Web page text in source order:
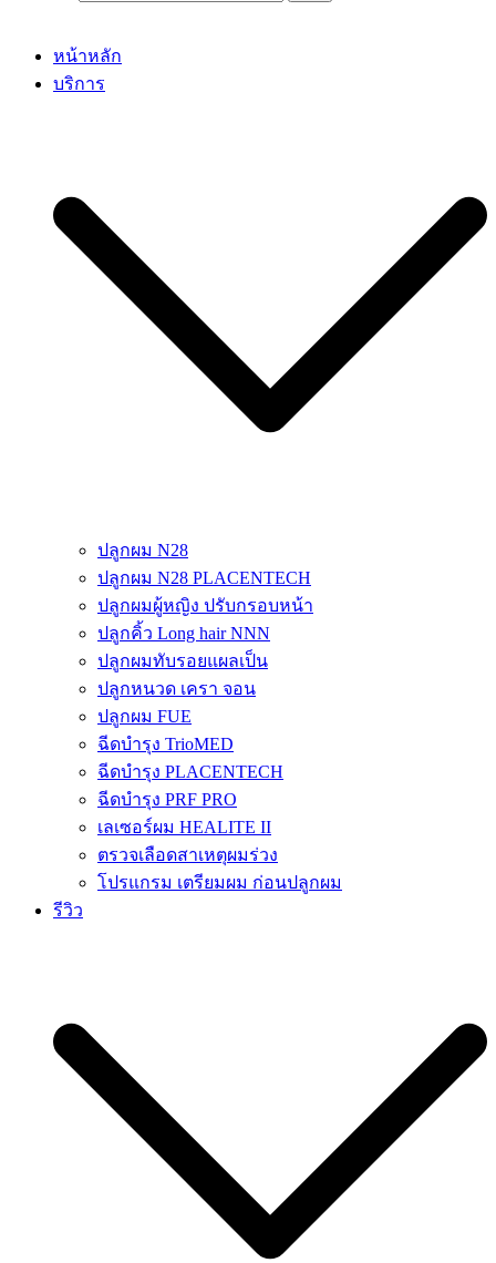
หน้าหลัก
บริการ
ปลูกผม N28
ปลูกผม N28 PLACENTECH
ปลูกผมผู้หญิง ปรับกรอบหน้า
ปลูกคิ้ว Long hair NNN
ปลูกผมทับรอยแผลเป็น
ปลูกหนวด เครา จอน
ปลูกผม FUE
ฉีดบำรุง TrioMED
ฉีดบำรุง PLACENTECH
ฉีดบำรุง PRF PRO
เลเซอร์ผม HEALITE II
ตรวจเลือดสาเหตุผมร่วง
โปรแกรม เตรียมผม ก่อนปลูกผม
รีวิว